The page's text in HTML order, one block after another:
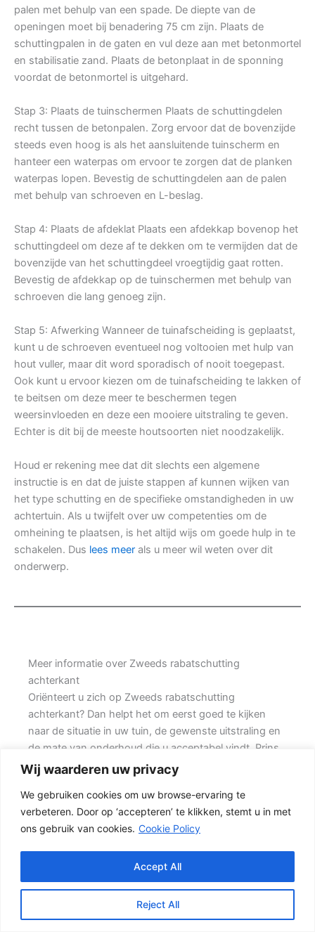
Wij waarderen uw privacy
We gebruiken cookies om uw browse-ervaring te
verbeteren. Door op ‘accepteren’ te klikken, stemt u in met
ons gebruik van cookies. Cookie Policy
Reject All
Accept All
palen met behulp van een spade. De diepte van de
openingen moet bij benadering 75 cm zijn. Plaats de
schuttingpalen in de gaten en vul deze aan met betonmortel
en stabilisatie zand. Plaats de betonplaat in de sponning
voordat de betonmortel is uitgehard.
Stap 3: Plaats de tuinschermen Plaats de schuttingdelen
recht tussen de betonpalen. Zorg ervoor dat de bovenzijde
steeds even hoog is als het aansluitende tuinscherm en
hanteer een waterpas om ervoor te zorgen dat de planken
waterpas lopen. Bevestig de schuttingdelen aan de palen
met behulp van schroeven en L-beslag.
Stap 4: Plaats de afdeklat Plaats een afdekkap bovenop het
schuttingdeel om deze af te dekken om te vermijden dat de
bovenzijde van het schuttingdeel vroegtijdig gaat rotten.
Bevestig de afdekkap op de tuinschermen met behulp van
schroeven die lang genoeg zijn.
Stap 5: Afwerking Wanneer de tuinafscheiding is geplaatst,
kunt u de schroeven eventueel nog voltooien met hulp van
hout vuller, maar dit word sporadisch of nooit toegepast.
Ook kunt u ervoor kiezen om de tuinafscheiding te lakken of
te beitsen om deze meer te beschermen tegen
weersinvloeden en deze een mooiere uitstraling te geven.
Echter is dit bij de meeste houtsoorten niet noodzakelijk.
Houd er rekening mee dat dit slechts een algemene
instructie is en dat de juiste stappen af kunnen wijken van
het type schutting en de specifieke omstandigheden in uw
achtertuin. Als u twijfelt over uw competenties om de
omheining te plaatsen, is het altijd wijs om goede hulp in te
schakelen. Dus lees meer als u meer wil weten over dit
onderwerp.
Meer informatie over Zweeds rabatschutting
achterkant
Oriënteert u zich op Zweeds rabatschutting
achterkant? Dan helpt het om eerst goed te kijken
naar de situatie in uw tuin, de gewenste uitstraling en
de mate van onderhoud die u acceptabel vindt. Prins
Schuttingen helpt klanten met hoekwoningen en
oplossing.
Een goede schutting begint bij een duidelijke keuze.
Wilt u zo min mogelijk onderhoud, dan is een
betonschutting of hout-beton combinatie vaak een
slimme keuze. Daarom is persoonlijk advies vaak
beter dan alleen online een standaardprijs bekijken.